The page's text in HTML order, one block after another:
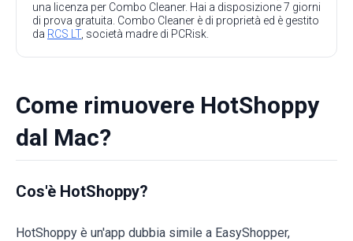
una licenza per Combo Cleaner. Hai a disposizione 7 giorni
di prova gratuita. Combo Cleaner è di proprietà ed è gestito
da RCS LT, società madre di PCRisk.
Come rimuovere HotShoppy
dal Mac?
Cos'è HotShoppy?
HotShoppy è un'app dubbia simile a EasyShopper,